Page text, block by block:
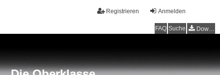
Anmelden
Registrieren
FAQ Suche Downloads